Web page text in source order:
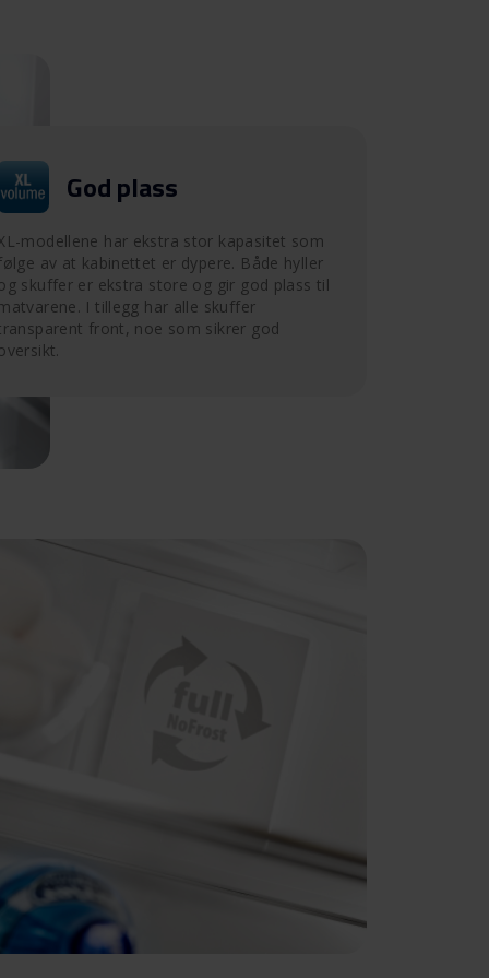
God plass
modellene har ekstra stor kapasitet som
av at kabinettet er dypere. Både hyller
skuffer er ekstra store og gir god plass til
I tillegg har alle skuffer
front, noe som sikrer god